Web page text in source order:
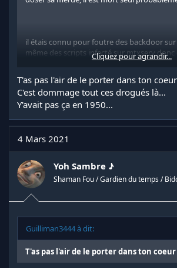
il étais connu pour foutre des backdoor
même des scripts infecté sur mtxserv donc
que c'étais un h4x0r.
Cliquez pour agrandir...
T'as pas l'air de le porter dans ton
C'est dommage tout ces drogués là...
Y'avait pas ça en 1950...
4 Mars 2021
Yoh Sambre ♪
Shaman Fou / Gardien du temps /
Guilliman3444 à dit:
T'as pas l'air de le porter dans ton